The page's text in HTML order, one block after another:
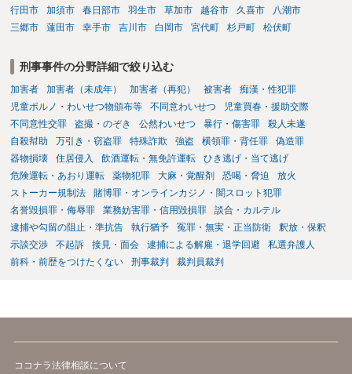
行田市
加須市 春日部市 羽生市 草加市 越谷市 久喜市
八潮市
三郷市
蓮田市 幸手市 吉川市 白岡市 宮代町 杉戸町 松伏町
刑事事件の分野詳細で絞り込む
加害者 加害者（未成年） 加害者（再犯） 被害者
痴漢・性犯罪
児童ポルノ・わいせつ物頒布等
不同意わいせつ
児童買春・援助交際
不同意性交罪
盗撮・のぞき 公然わいせつ 暴行・傷害罪
殺人未遂
自殺幇助
万引き・窃盗罪 特殊詐欺 強盗 横領罪・背任罪
偽造罪
器物損壊
住居侵入 飲酒運転・無免許運転
ひき逃げ・当て逃げ
危険運転・あおり運転
薬物犯罪 大麻・覚醒剤 恐喝・脅迫
放火
ストーカー規制法
賭博罪・オンラインカジノ・闇スロット犯罪
名誉毀損罪・侮辱罪
業務妨害罪・信用毀損罪
談合・カルテル
逮捕や勾留の阻止・準抗告
執行猶予 冤罪・無実・正当防衛
釈放・保釈
示談交渉
不起訴 接見・面会 逮捕による解雇・退学回避
私選弁護人
前科・前歴をつけたくない
刑事裁判 裁判員裁判
ココナラ法律相談について